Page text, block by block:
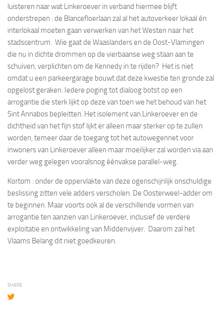
luisteren naar wat Linkeroever in verband hiermee blijft
onderstrepen : de Blancefloerlaan zal al het autoverkeer lokaal én
interlokaal moeten gaan verwerken van het Westen naar het
stadscentrum. Wie gaat de Waaslanders en de Oost-Vlamingen
die nu in dichte drommen op de vierbaanse weg staan aan te
schuiven, verplichten om de Kennedy in te rijden? Het is niet
omdat u een parkeergarage bouwt dat deze kwestie ten gronde zal
opgelost geraken. Iedere poging tot dialoog botst op een
arrogantie die sterk lijkt op deze van toen we het behoud van het
Sint Annabos bepleitten. Het isolement van Linkeroever en de
dichtheid van het fijn stof lijkt er alleen maar sterker op te zullen
worden, temeer daar de toegang tot het autowegennet voor
inwoners van Linkeroever alleen maar moeilijker zal worden via aan
verder weg gelegen vooralsnog éénvakse parallel-weg.
Kortom : onder de oppervlakte van deze ogenschijnlijk onschuldige
beslissing zitten vele adders verscholen. De Oosterweel-adder om
te beginnen. Maar voorts ook al de verschillende vormen van
arrogantie ten aanzien van Linkeroever, inclusief de verdere
exploitatie en ontwikkeling van Middenvijver. Daarom zal het
Vlaams Belang dit niet goedkeuren.
SHARE